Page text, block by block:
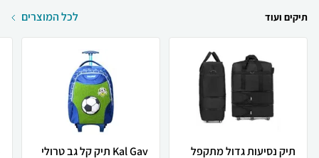
תיקים ועוד לכל המוצרים
תיק נסיעות גדול מתקפל
Kal Gav תיק קל גב טרולי